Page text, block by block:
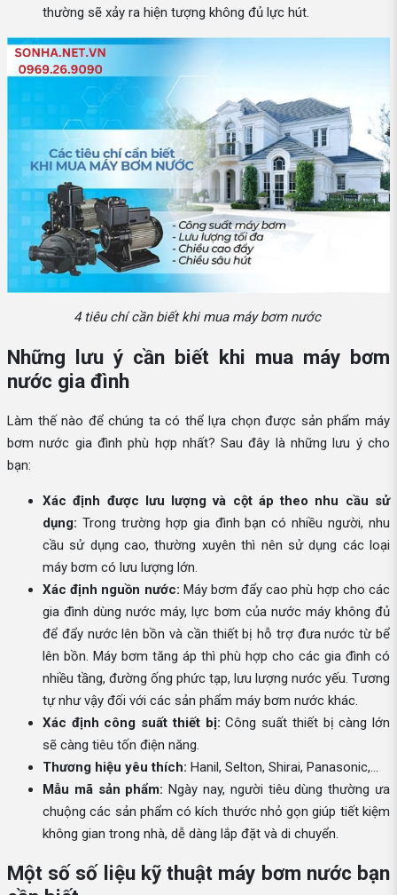
thường sẽ xảy ra hiện tượng không đủ lực hút.
4 tiêu chí cần biết khi mua máy bơm nước
Những lưu ý cần biết khi mua máy bơm
nước gia đình
Làm thế nào để chúng ta có thể lựa chọn được sản phẩm máy
bơm nước gia đình phù hợp nhất? Sau đây là những lưu ý cho
bạn:
Xác định được lưu lượng và cột áp theo nhu cầu sử
dụng: Trong trường hợp gia đình bạn có nhiều người, nhu
cầu sử dụng cao, thường xuyên thì nên sử dụng các loại
máy bơm có lưu lượng lớn.
Xác định nguồn nước: Máy bơm đẩy cao phù hợp cho các
gia đình dùng nước máy, lực bơm của nước máy không đủ
để đẩy nước lên bồn và cần thiết bị hỗ trợ đưa nước từ bể
lên bồn. Máy bơm tăng áp thì phù hợp cho các gia đình có
nhiều tầng, đường ống phức tạp, lưu lượng nước yếu. Tương
tự như vậy đối với các sản phẩm máy bơm nước khác.
Xác định công suất thiết bị: Công suất thiết bị càng lớn
sẽ càng tiêu tốn điện năng.
Thương hiệu yêu thích: Hanil, Selton, Shirai, Panasonic,...
Mẫu mã sản phẩm: Ngày nay, người tiêu dùng thường ưa
chuộng các sản phẩm có kích thước nhỏ gọn giúp tiết kiệm
không gian trong nhà, dễ dàng lắp đặt và di chuyển.
Một số số liệu kỹ thuật máy bơm nước bạn